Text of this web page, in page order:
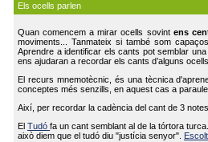
Els ocells parlen
Quan comencem a mirar ocells sovint ens
moviments... Tanmateix si també som
Aprendre a identificar els cants pot semblar
ens ajudaran a recordar els cants d’alguns
El recurs mnemotècnic, és una tècnica
conceptes més senzills, en aquest cas a
Així, per recordar la cadència del cant de 3
ElTudófa un cant semblant al de la tórtora
això diem que el tudó diu "justícia senyor".